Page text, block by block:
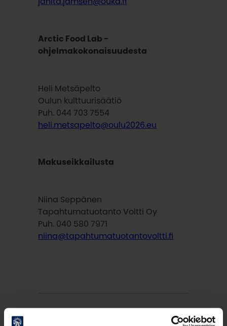
Arctic Food Lab -
ohjelmakokonaisuudesta
Heli Metsäpelto
Oulun kulttuurisäätiö
Puh. 044 703 7554
heli.metsapelto@oulu2026.eu
Makuseikkailusta
Niina Seppänen
Tapahtumatuotanto Voltti Oy
Puh. 040 580 7971
niina@tapahtumatuotantovoltti.fi